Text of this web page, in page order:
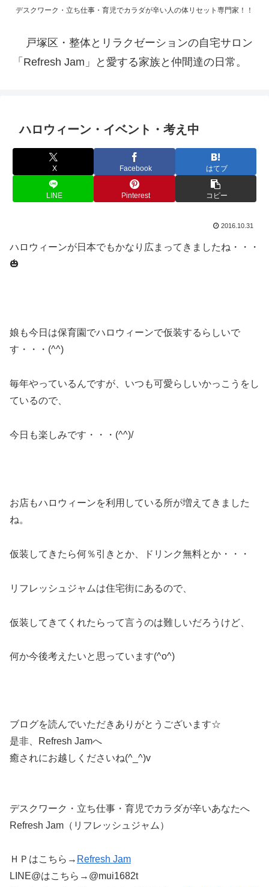
デスクワーク・立ち仕事・育児でカラダが辛い人の体リセット専門家！！
戸塚区・整体とリラクゼーションの自宅サロン
「Refresh Jam」と愛する家族と仲間達の日常。
ハロウィーン・イベント・考え中
X Facebook はてブ
LINE Pinterest コピー
2016.10.31
ハロウィーンが日本でもかなり広まってきましたね・・・
🎃
娘も今日は保育園でハロウィーンで仮装するらしいで
す・・・(^^)
毎年やっているんですが、いつも可愛らしいかっこうをし
ているので、
今日も楽しみです・・・(^^)/
お店もハロウィーンを利用している所が増えてきました
ね。
仮装してきたら何％引きとか、ドリンク無料とか・・・
リフレッシュジャムは住宅街にあるので、
仮装してきてくれたらって言うのは難しいだろうけど、
何か今後考えたいと思っています(^o^)
ブログを読んでいただきありがとうございます☆
是非、Refresh Jamへ
癒されにお越しくださいね(^_^)v
デスクワーク・立ち仕事・育児でカラダが辛いあなたへ
Refresh Jam（リフレッシュジャム）
ＨＰはこちら→ Refresh Jam
LINE@はこちら→@mui1682t